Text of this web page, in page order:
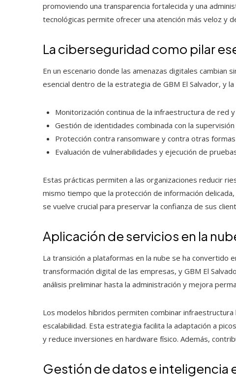
promoviendo una transparencia fortalecida y una
tecnológicas permite ofrecer una atención más veloz y
La ciberseguridad como pilar
En un escenario donde las amenazas digitales cambian
esencial dentro de la estrategia de GBM El Salvador, y
Monitorización continua de la infraestructura de red
Gestión de identidades combinada con la
Protección contra ransomware y contra otras
Evaluación de vulnerabilidades y ejecución de
Estas prácticas permiten a las organizaciones reducir
mismo tiempo que la protección de información
se vuelve crucial para preservar la confianza de sus
Aplicación de servicios en la
La transición a plataformas en la nube se ha convertido
transformación digital de las empresas, y GBM El
análisis preliminar hasta la administración y mejora
Los modelos híbridos permiten combinar
escalabilidad. Esta estrategia facilita la adaptación a
y reduce inversiones en hardware físico. Además,
Gestión de datos e inteligencia